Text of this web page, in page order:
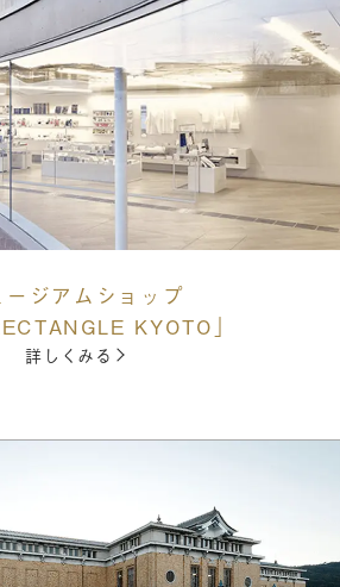
ージアムショップ
KYOTO」
詳しくみる